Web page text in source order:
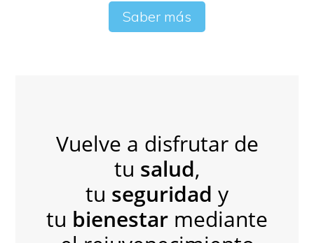
Saber más
Vuelve a disfrutar de
tu salud,
tu seguridad y
tu bienestar mediante